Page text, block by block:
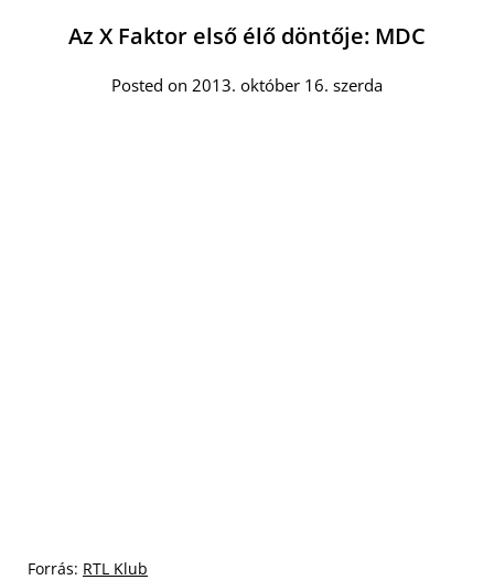
Az X Faktor első élő döntője: MDC
Posted on 2013. október 16. szerda
Forrás: RTL Klub